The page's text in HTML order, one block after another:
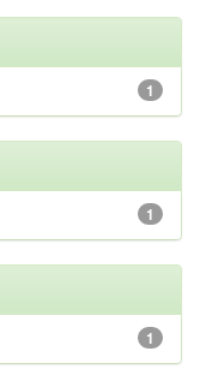
1
1
1